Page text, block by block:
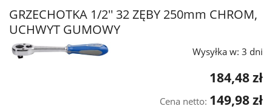
GRZECHOTKA 1/2'' 32 ZĘBY 250mm CHROM,
UCHWYT GUMOWY
Wysyłka w: 3 dni
184,48 zł
Cena netto: 149,98 zł